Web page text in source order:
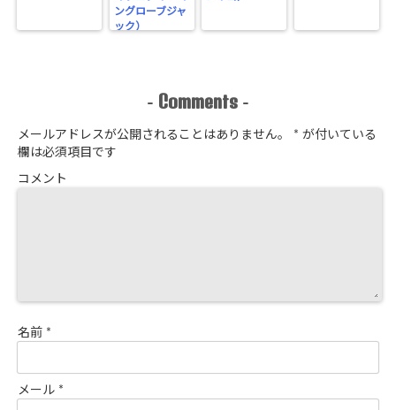
ングローブジャ
ック）
- Comments -
メールアドレスが公開されることはありません。 * が付いている
欄は必須項目です
コメント
名前 *
メール *